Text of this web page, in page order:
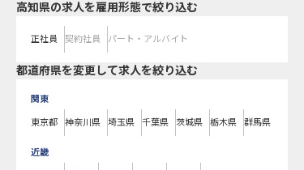
高知県の求人を雇用形態で絞り込む
正社員 契約社員 パート・アルバイト
都道府県を変更して求人を絞り込む
関東
東京都 神奈川県 埼玉県 千葉県 茨城県 栃木県 群馬県
近畿